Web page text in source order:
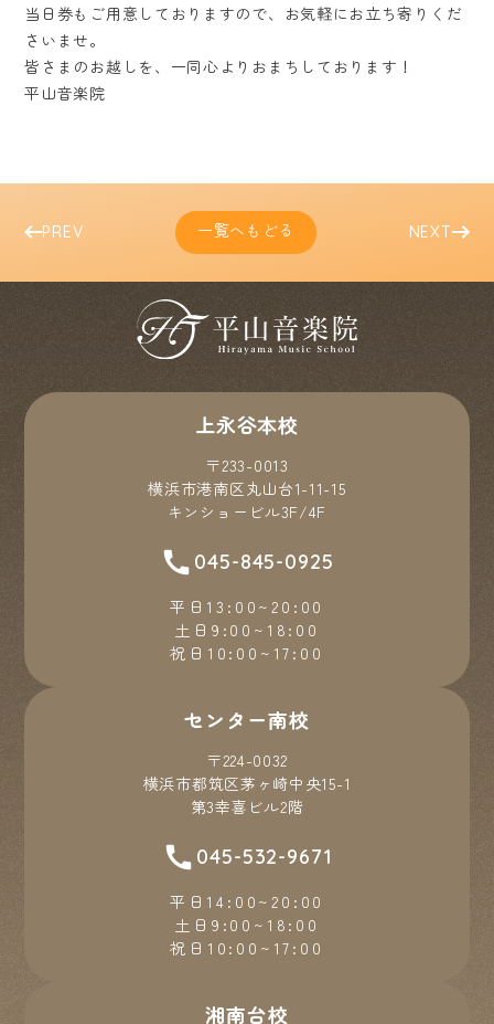
当日券もご用意しておりますので、お気軽にお立ち寄りくだ
さいませ。
皆さまのお越しを、一同心よりおまちしております！
平山音楽院
PREV 一覧へもどる NEXT
上永谷本校
〒233-0013
横浜市港南区丸山台1-11-15
キンショービル3F/4F
045-845-0925
平日13:00~20:00
土日9:00~18:00
祝日10:00~17:00
センター南校
〒224-0032
横浜市都筑区茅ヶ崎中央15-1
第3幸喜ビル2階
045-532-9671
平日14:00~20:00
土日9:00~18:00
祝日10:00~17:00
湘南台校